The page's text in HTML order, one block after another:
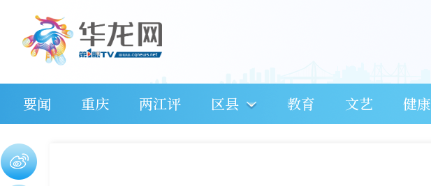
要闻 重庆 两江评 区县 教育 文艺 健康